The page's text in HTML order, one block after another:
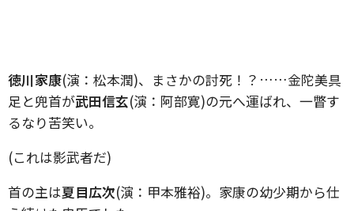
徳川家康(演：松本潤)、まさかの討死！？……金陀美具
足と兜首が武田信玄(演：阿部寛)の元へ運ばれ、一瞥す
るなり苦笑い。
(これは影武者だ)
首の主は夏目広次(演：甲本雅裕)。家康の幼少期から仕